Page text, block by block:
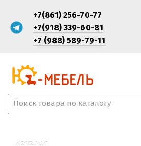
+7(861) 256-70-77
+7(918) 339-60-81
+7 (988) 589-79-11
Каталог